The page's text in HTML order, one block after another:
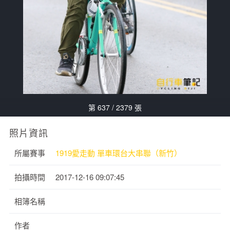
第 637 / 2379 張
照片資訊
所屬賽事 1919愛走動 單車環台大串聯（新竹）
拍攝時間 2017-12-16 09:07:45
相簿名稱
作者